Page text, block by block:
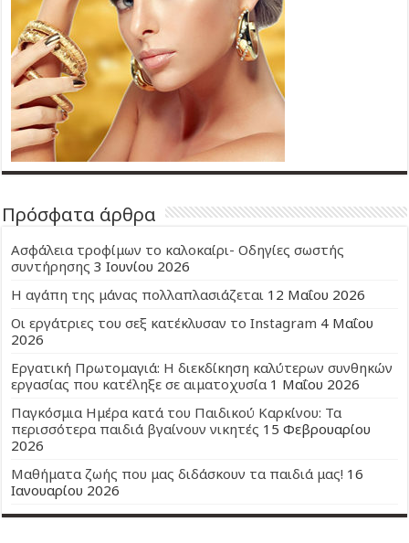
Πρόσφατα άρθρα
Ασφάλεια τροφίμων το καλοκαίρι- Οδηγίες σωστής
συντήρησης 3 Ιουνίου 2026
Η αγάπη της μάνας πολλαπλασιάζεται 12 Μαΐου 2026
Οι εργάτριες του σεξ κατέκλυσαν το Instagram 4 Μαΐου
2026
Εργατική Πρωτομαγιά: Η διεκδίκηση καλύτερων συνθηκών
εργασίας που κατέληξε σε αιματοχυσία 1 Μαΐου 2026
Παγκόσμια Ημέρα κατά του Παιδικού Καρκίνου: Τα
περισσότερα παιδιά βγαίνουν νικητές 15 Φεβρουαρίου
2026
Μαθήματα ζωής που μας διδάσκουν τα παιδιά μας! 16
Ιανουαρίου 2026